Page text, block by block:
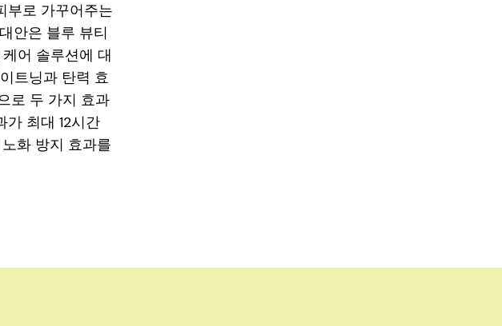
부로 가꾸어주는
안은 블루 뷰티
어 솔루션에 대
트닝과 탄력 효
로 두 가지 효과
최대 12시간
화 방지 효과를